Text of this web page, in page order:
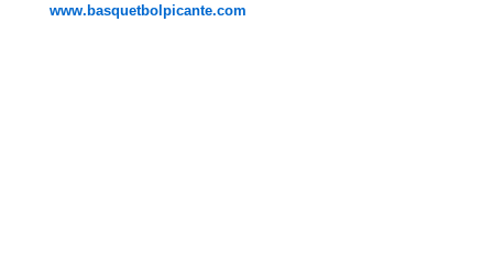
www.basquetbolpicante.com